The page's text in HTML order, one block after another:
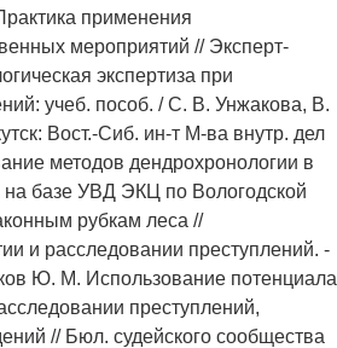
применения
мероприятий // Эксперт-
экспертиза при
учеб. пособ. / С. В. Унжакова, В.
Вост.-Сиб. ин-т М-ва внутр. дел
методов дендрохронологии в
на базе УВД ЭКЦ по Вологодской
рубкам леса //
и расследовании преступлений. -
Ю. М. Использование потенциала
преступлений,
// Бюл. судейского сообщества